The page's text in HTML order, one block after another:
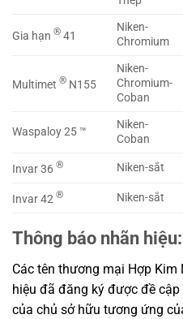
Gia hạn ® 41
Niken-
Chromium
Multimet ® N155
Niken-
Chromium-
Coban
Waspaloy 25 ™
Niken-
Coban
Invar 36 ® Niken-sắt
Invar 42 ® Niken-sắt
Thông báo nhãn hiệu:
Các tên thương mại Hợp Kim
hiệu đã đăng ký được đề
của chủ sở hữu tương ứng